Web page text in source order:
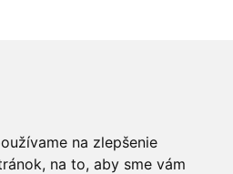
na zlepšenie
na to, aby sme vám